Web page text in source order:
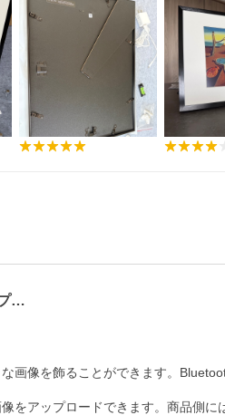
…
画像を飾ることができます。
をアップロードできます。商品側